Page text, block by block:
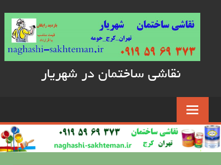
نقاشی ساختمان در شهریار